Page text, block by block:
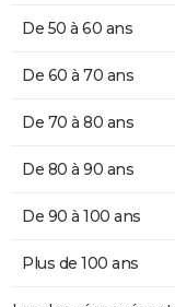
De 50 à 60 ans
De 60 à 70 ans
De 70 à 80 ans
De 80 à 90 ans
De 90 à 100 ans
Plus de 100 ans